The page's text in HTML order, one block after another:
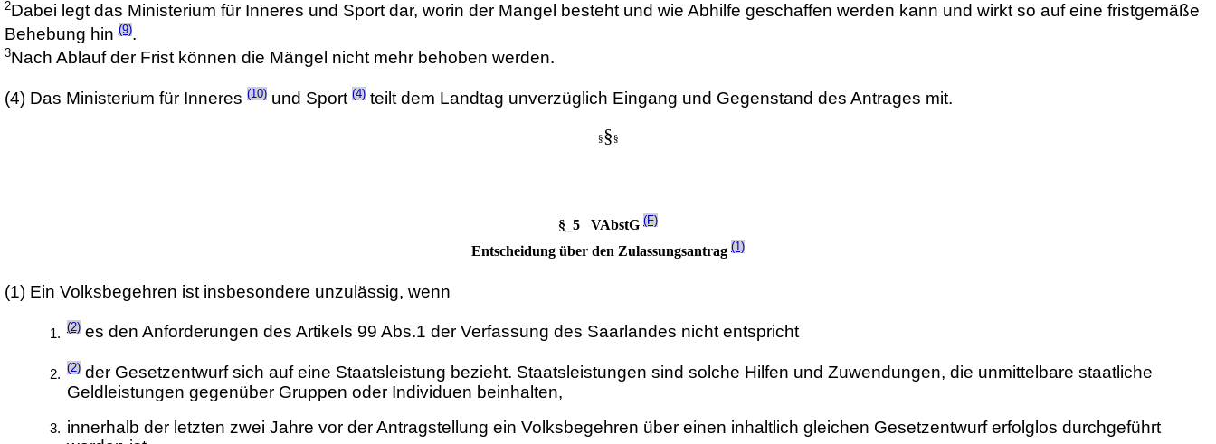
2Dabei legt das Ministerium für Inneres und Sport dar, worin der Mangel besteht und wie Abhilfe geschaffen werden kann und wirkt so auf eine fristgemäße
Behebung hin(9).
3Nach Ablauf der Frist können die Mängel nicht mehr behoben werden.
(4) Das Ministerium für Inneres(10)und Sport(4)teilt dem Landtag unverzüglich Eingang und Gegenstand des Antrages mit.
§§ §
§_5 VAbstG (F)
Entscheidung über den Zulassungsantrag (1)
(1) Ein Volksbegehren ist insbesondere unzulässig, wenn
(2) es den Anforderungen des Artikels 99 Abs.1 der Verfassung des Saarlandes nicht entspricht
(2) der Gesetzentwurf sich auf eine Staatsleistung bezieht. Staatsleistungen sind solche Hilfen und Zuwendungen, die unmittelbare staatliche
Geldleistungen gegenüber Gruppen oder Individuen beinhalten,
innerhalb der letzten zwei Jahre vor der Antragstellung ein Volksbegehren über einen inhaltlich gleichen Gesetzentwurf erfolglos durchgeführt